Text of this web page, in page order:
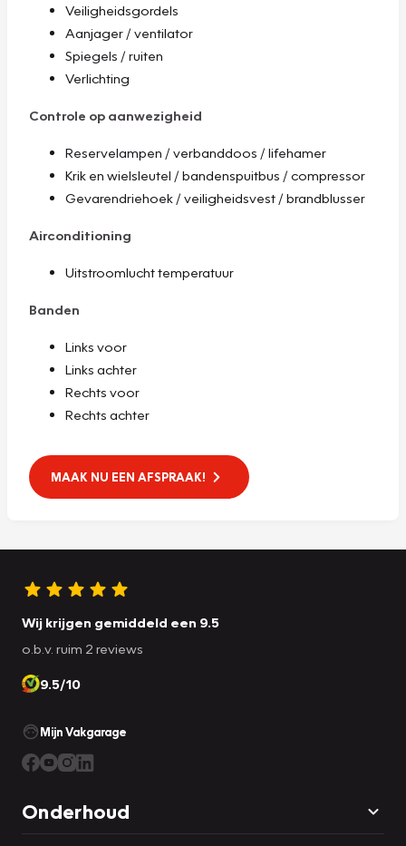
Veiligheidsgordels
Aanjager / ventilator
Spiegels / ruiten
Verlichting
Controle op aanwezigheid
Reservelampen / verbanddoos / lifehamer
Krik en wielsleutel / bandenspuitbus / compressor
Gevarendriehoek / veiligheidsvest / brandblusser
Airconditioning
Uitstroomlucht temperatuur
Banden
Links voor
Links achter
Rechts voor
Rechts achter
MAAK NU EEN AFSPRAAK!
Wij krijgen gemiddeld een 9.5
o.b.v. ruim 2 reviews
9.5/10
Mijn Vakgarage
Onderhoud